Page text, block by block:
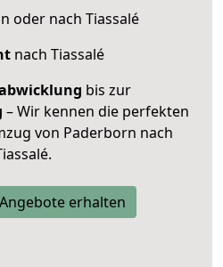
oder nach Tiassalé
nach Tiassalé
bis zur
– Wir kennen die perfekten
von Paderborn nach
erhalten